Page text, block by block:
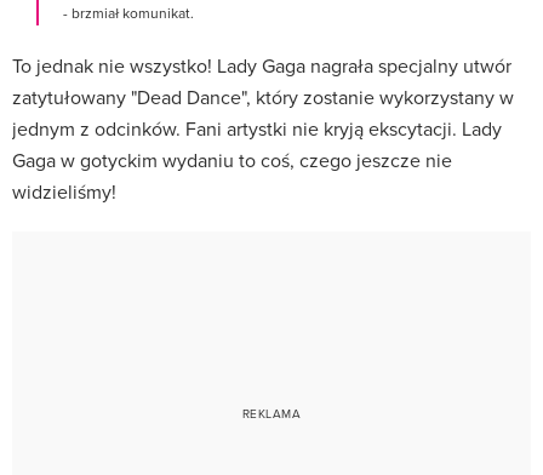
- brzmiał komunikat.
To jednak nie wszystko! Lady Gaga nagrała specjalny utwór
zatytułowany "Dead Dance", który zostanie wykorzystany w
jednym z odcinków. Fani artystki nie kryją ekscytacji. Lady
Gaga w gotyckim wydaniu to coś, czego jeszcze nie
widzieliśmy!